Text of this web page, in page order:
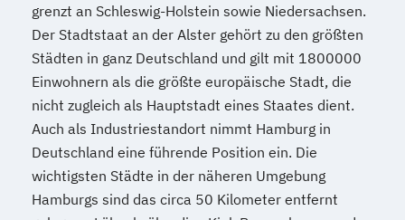
grenzt an Schleswig-Holstein sowie Niedersachsen.
Der Stadtstaat an der Alster gehört zu den größten
Städten in ganz Deutschland und gilt mit 1800000
Einwohnern als die größte europäische Stadt, die
nicht zugleich als Hauptstadt eines Staates dient.
Auch als Industriestandort nimmt Hamburg in
Deutschland eine führende Position ein. Die
wichtigsten Städte in der näheren Umgebung
Hamburgs sind das circa 50 Kilometer entfernt